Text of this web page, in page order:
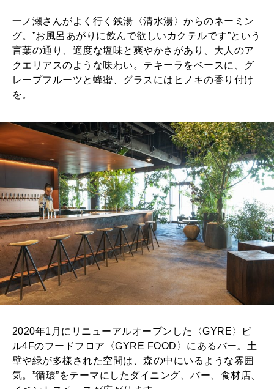
一ノ瀬さんがよく行く銭湯〈清水湯〉からのネーミン
グ。”お風呂あがりに飲んで欲しいカクテルです”という
言葉の通り、適度な塩味と爽やかさがあり、大人のア
クエリアスのような味わい。テキーラをベースに、グ
レープフルーツと蜂蜜、グラスにはヒノキの香り付け
を。
2020年1月にリニューアルオープンした〈GYRE〉ビ
ル4Fのフードフロア〈GYRE FOOD〉にあるバー。土
壁や緑が多様された空間は、森の中にいるような雰囲
気。”循環”をテーマにしたダイニング、バー、食材店、